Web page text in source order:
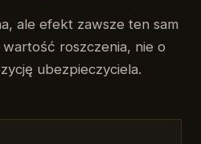
ale efekt zawsze ten sam
wartość roszczenia, nie o
ubezpieczyciela.